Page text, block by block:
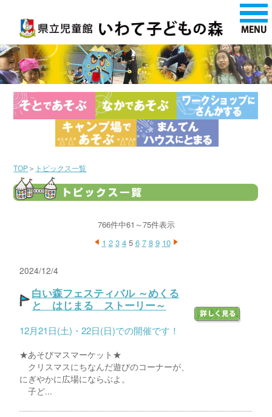
TOP＞ トピックス一覧
766件中61～75件表示
1 2 3 45 6 7 8 9 10
2024/12/4
白い森フェスティバル ～めくる
と はじまる ストーリー～
12月21日(土)・22日(日)での開催です！
★あそびマスマーケット★
クリスマスにちなんだ遊びのコーナーが、
にぎやかに広場にならぶよ。
子ど...